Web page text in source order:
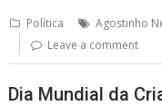
Política Agostinho
Leave a comment
Dia Mundial da